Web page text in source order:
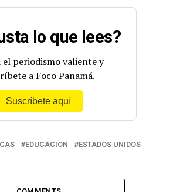
lo que lees?
el periodismo valiente y
a Foco Panamá.
Suscríbete aquí
EDUCACION
ESTADOS UNIDOS